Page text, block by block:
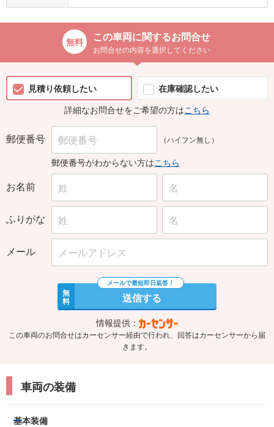
この車両に関するお問合せ
お問合せの内容を選択してください
見積り依頼したい
在庫確認したい
詳細なお問合せをご希望の方はこちら
郵便番号 （ハイフン無し）
郵便番号がわからない方はこちら
お名前
ふりがな
メール
無
料 送信する
情報提供：
この車両のお問合せはカーセンサー経由で行われ、回答はカーセンサーから届
きます。
車両の装備
基本装備